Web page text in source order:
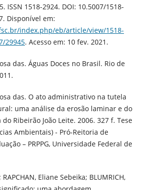
ISSN 1518-2924. DOI: 10.5007/1518-
Disponível em:
index.php/eb/article/view/1518-
29945. Acesso em: 10 fev. 2021.
das. Águas Doces no Brasil. Rio de
das. O ato administrativo na tutela
uma análise da erosão laminar e do
Ribeirão João Leite. 2006. 327 f. Tese
Ambientais) - Pró-Reitoria de
– PRPPG, Universidade Federal de
Eliane Sebeika; BLUMRICH,